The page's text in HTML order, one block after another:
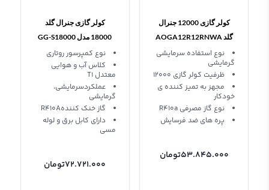
کولر گازی 12000 جنرال
گلد AOGA12R12RNWA
نوع استفاده سرمایشی
گرمایشی
ظرفیت کولر گازی 12000
مجهز به تمیز كننده ی
خودكار
نوع گاز مصرفی R410a
پره های ضد فرسایش
53.845.000تومان
کولر گازی جنرال گلد
18000 مدل GG-S18000
DELTA
نوع کمپرسور روتاری
کلاس آب و هوایی
معتدل T1
عملکردسرمایشی،
گرمایشی
گاز خنک کنندهR410A
دارای کابل برق و لوله
مسی
72.721.000تومان